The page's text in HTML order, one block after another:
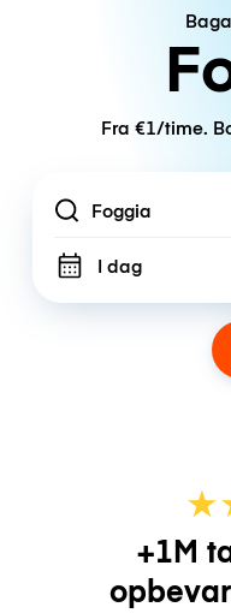
Fra €1/time.
Location
I dag
★
+1M